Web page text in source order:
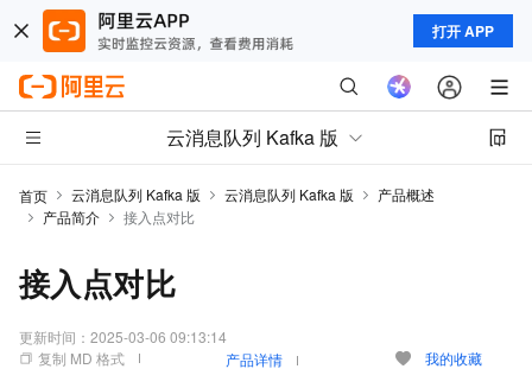
打开 APP
云消息队列 Kafka 版
首页 云消息队列 Kafka 版 云消息队列 Kafka 版
产品概述
产品简介
接入点对比
接入点对比
更新时间： 2025-03-06 09:13:14
复制 MD 格式
产品详情 我的收藏